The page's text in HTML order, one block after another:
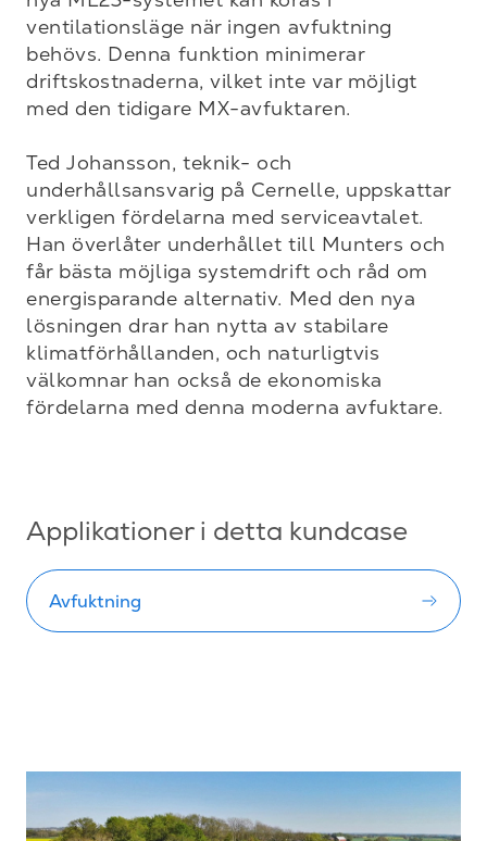
ventilationsläge när ingen avfuktning
behövs. Denna funktion minimerar
driftskostnaderna, vilket inte var möjligt
med den tidigare MX-avfuktaren.
Ted Johansson, teknik- och
underhållsansvarig på Cernelle, uppskattar
verkligen fördelarna med serviceavtalet.
Han överlåter underhållet till Munters och
får bästa möjliga systemdrift och råd om
energisparande alternativ. Med den nya
lösningen drar han nytta av stabilare
klimatförhållanden, och naturligtvis
välkomnar han också de ekonomiska
fördelarna med denna moderna avfuktare.
Applikationer i detta kundcase
Avfuktning